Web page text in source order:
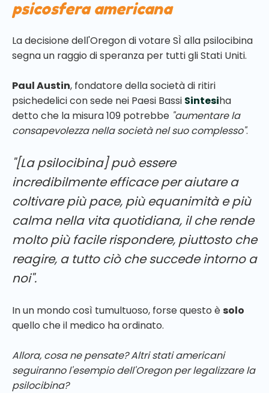
psicosfera americana
La decisione dell'Oregon di votare SÌ alla psilocibina
segna un raggio di speranza per tutti gli Stati Uniti.
Paul Austin, fondatore della società di ritiri
psichedelici con sede nei Paesi Bassi Sintesiha
detto che la misura 109 potrebbe "aumentare la
consapevolezza nella società nel suo complesso".
"[La psilocibina] può essere
incredibilmente efficace per aiutare a
coltivare più pace, più equanimità e più
calma nella vita quotidiana, il che rende
molto più facile rispondere, piuttosto che
reagire, a tutto ciò che succede intorno a
noi".
In un mondo così tumultuoso, forse questo èsolo
quello che il medico ha ordinato.
Allora, cosa ne pensate? Altri stati americani
seguiranno l'esempio dell'Oregon per legalizzare la
psilocibina?